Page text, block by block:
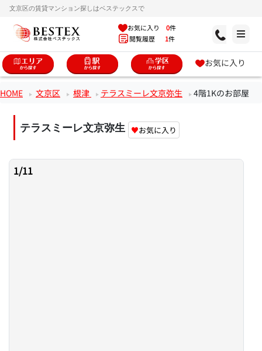
文京区の賃貸マンション探しはベステックスで
お気に入り 0件
閲覧履歴 1件
お気に入り
HOME 文京区 根津 テラスミーレ文京弥生 4階1Kのお部屋
テラスミーレ文京弥生 ♥お気に入り
1/11